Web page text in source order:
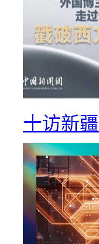
十访新